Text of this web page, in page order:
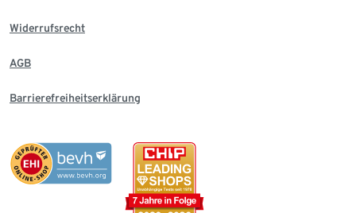
Widerrufsrecht
AGB
Barrierefreiheitserklärung